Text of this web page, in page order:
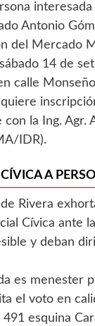
Antonio
del Mercado
14 de
calle
la Ing. Agr.
IDR).
A
Rivera
Cívica ante
y deban
es menester
el voto en
esquina